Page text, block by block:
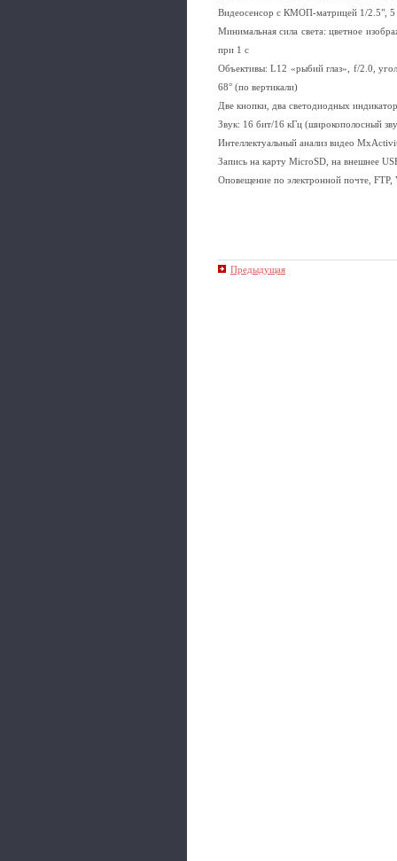
Видеосенсор с КМОП-матрицей 1/2.5", 5
Минимальная сила света: цветное
при 1 с
Объективы: L12 «рыбий глаз», f/2.0,
68° (по вертикали)
Две кнопки, два светодиодных
Звук: 16 бит/16 кГц (широкополосный
Интеллектуальный анализ видео
Запись на карту MicroSD, на внешнее
Оповещение по электронной почте, FTP,
Предыдущая